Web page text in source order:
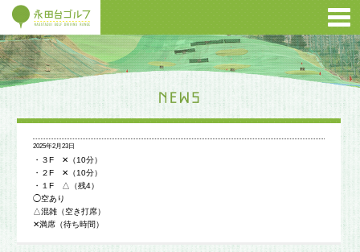
2025年2月23日
・３F ✕（10分）
・２F ✕（10分）
・１F △（残4）
◯空あり
△混雑（空き打席）
✕満席（待ち時間）